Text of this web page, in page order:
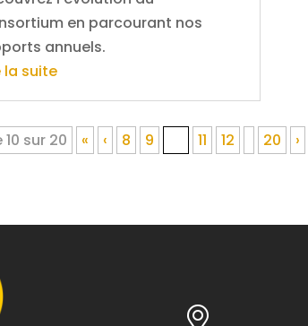
en parcourant nos
annuels.
la suite
10 sur 20 « ‹ 8 9 11 12 20 ›